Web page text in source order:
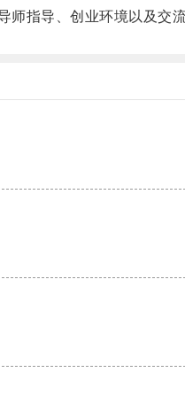
指导、创业环境以及交流